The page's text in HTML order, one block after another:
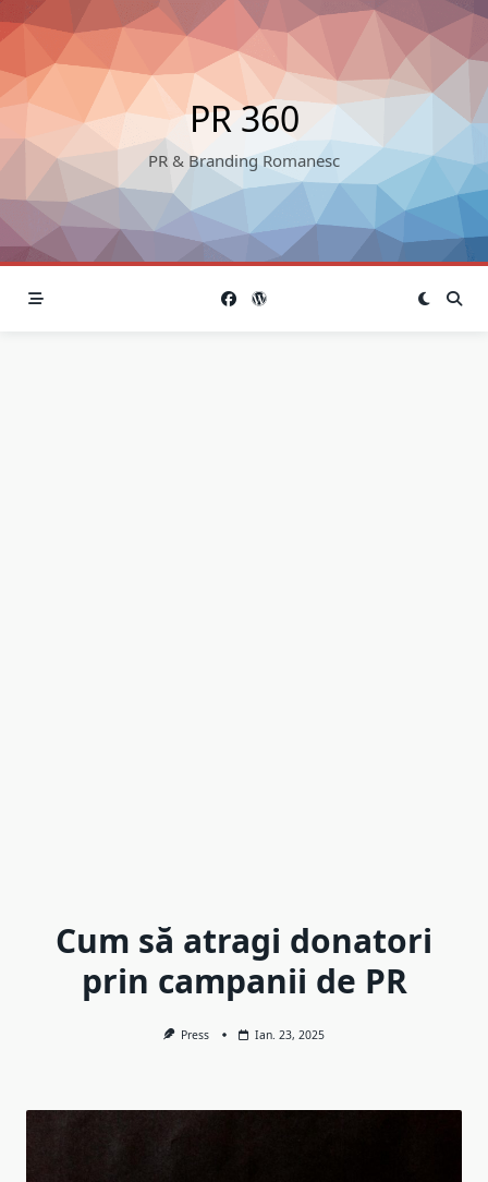
Skip
to
content
PR 360
PR & Branding Romanesc
Cum să atragi donatori
prin campanii de PR
Press Ian. 23, 2025